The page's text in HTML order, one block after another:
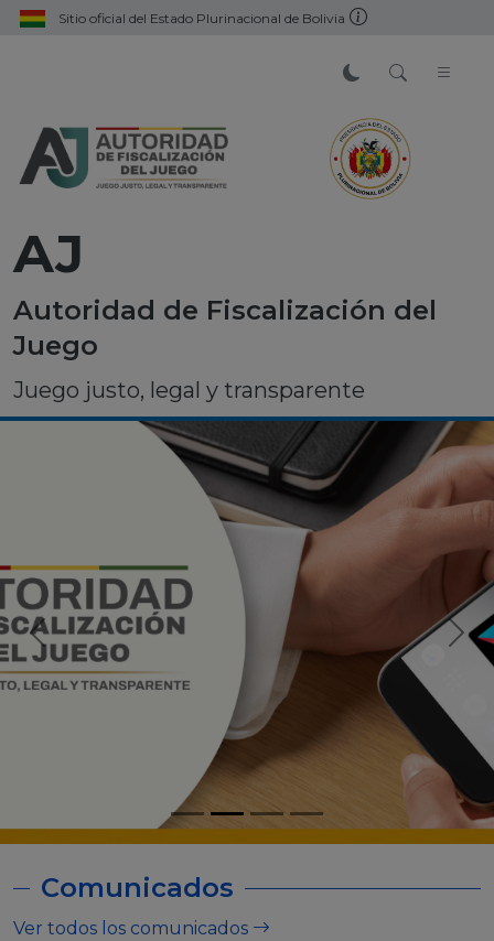
Sitio oficial del Estado Plurinacional de Bolivia
AJ
Autoridad de Fiscalización del
Juego
Juego justo, legal y transparente
Comunicados
Ver todos los comunicados